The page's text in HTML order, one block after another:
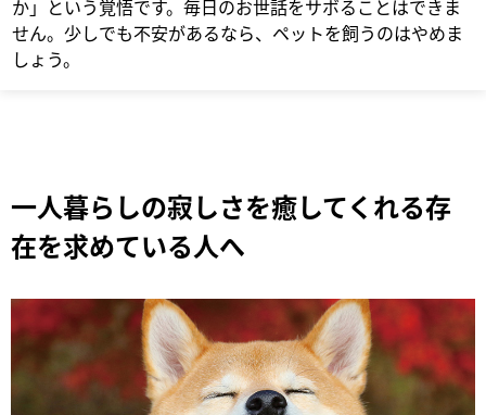
か」という覚悟です。毎日のお世話をサボることはできま
せん。少しでも不安があるなら、ペットを飼うのはやめま
しょう。
一人暮らしの寂しさを癒してくれる存
在を求めている人へ